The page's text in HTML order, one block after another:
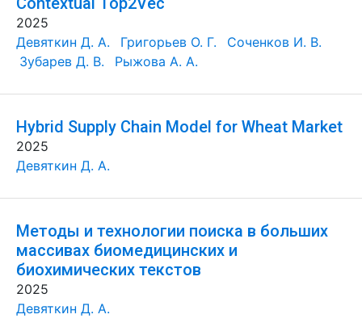
2025
Девяткин Д. А.
Григорьев О. Г.
Соченков И. В.
Зубарев Д. В.
Рыжова А. А.
Hybrid Supply Chain Model for Wheat Market
2025
Девяткин Д. А.
Методы и технологии поиска в больших
массивах биомедицинских и
биохимических текстов
2025
Девяткин Д. А.